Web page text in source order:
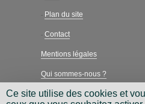
- Plan du site
- Contact
Mentions légales
Qui sommes-nous ?
Charte néthique
Ce site utilise des cookies et